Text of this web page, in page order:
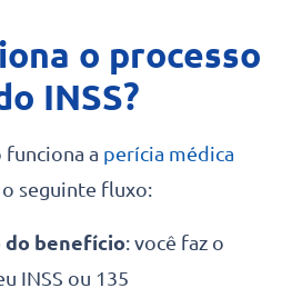
o processo
INSS?
funciona a perícia médica
seguinte fluxo:
benefício: você faz o
INSS ou 135